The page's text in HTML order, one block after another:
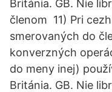
Británia. GB. Nie
členom 11) Pri
smerovaných do
konverzných
do meny inej)
Británia. GB. Nie